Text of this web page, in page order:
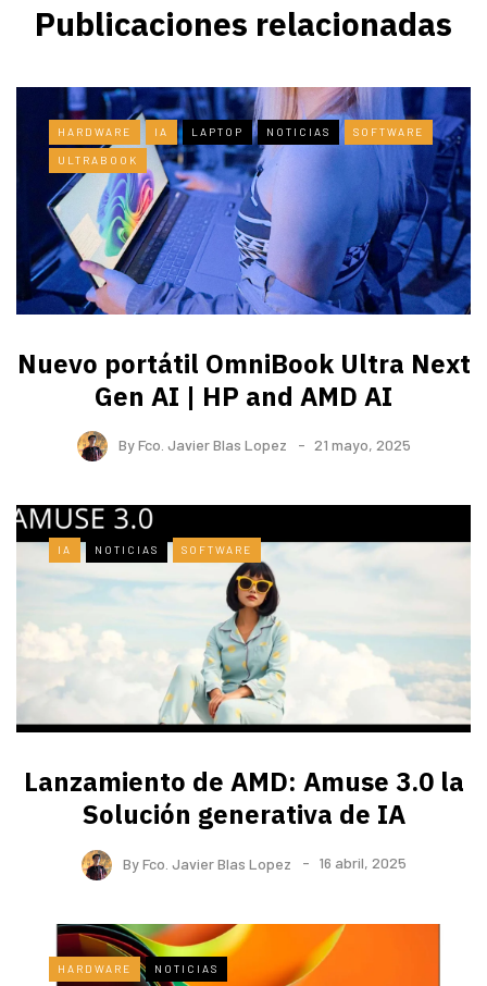
Publicaciones relacionadas
HARDWARE IA LAPTOP NOTICIAS SOFTWARE
ULTRABOOK
Nuevo portátil OmniBook Ultra ​Next
Gen AI | HP and AMD AI
ByFco. Javier Blas Lopez 21 mayo, 2025
IA NOTICIAS SOFTWARE
Lanzamiento de AMD: Amuse 3.0 la
Solución generativa de IA
ByFco. Javier Blas Lopez 16 abril, 2025
HARDWARE NOTICIAS